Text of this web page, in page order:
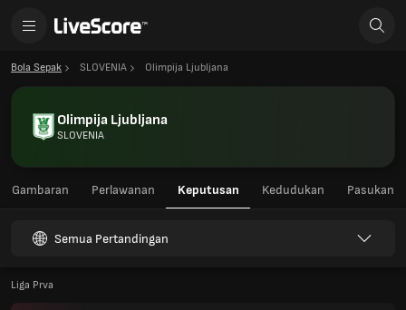
Bola Sepak SLOVENIA Olimpija Ljubljana
Olimpija Ljubljana
SLOVENIA
Gambaran Perlawanan Keputusan Kedudukan Pasukan
Semua Pertandingan
Liga Prva